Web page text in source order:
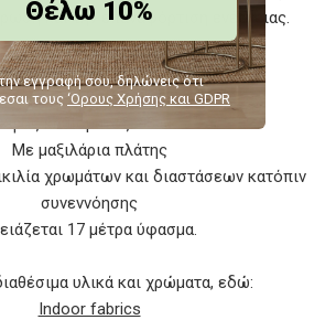
και την επαναφόρτιση ενέργειας.
Χαρακτηριστικά
250x180/90x72 εκ.
Με μαξιλάρια πλάτης
χρωμάτων και διαστάσεων κατόπιν
συνεννόησης
17 μέτρα ύφασμα.
υλικά και χρώματα, εδώ:
Indoor fabrics
Θέλω 10%
εγγραφή σου, δηλώνεις ότι
τους ‘Ορους Χρήσης και GDPR